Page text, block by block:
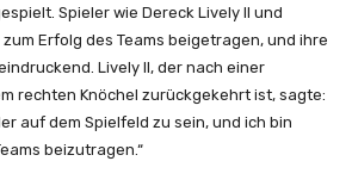
Spieler wie Dereck Lively II und
Erfolg des Teams beigetragen, und ihre
Lively II, der nach einer
rechten Knöchel zurückgekehrt ist, sagte:
auf dem Spielfeld zu sein, und ich bin
beizutragen.“